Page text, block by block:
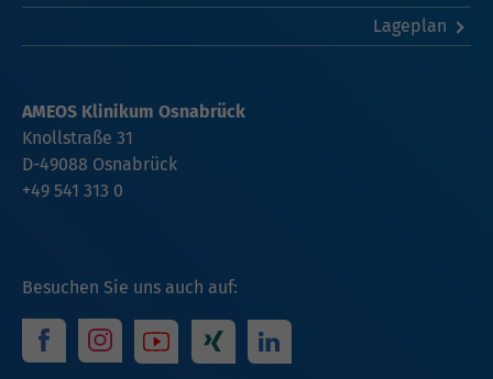
Lageplan
Besuchen Sie uns auch auf:
AMEOS Klinikum Osnabrück
Knollstraße 31
D-49088 Osnabrück
+49 541 313 0